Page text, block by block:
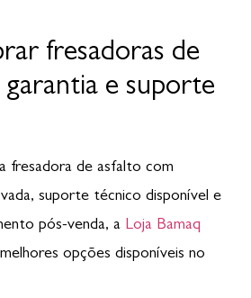
fresadoras de
e suporte
fresadora de asfalto com
suporte técnico disponível e
pós-venda, a Loja Bamaq
opções disponíveis no